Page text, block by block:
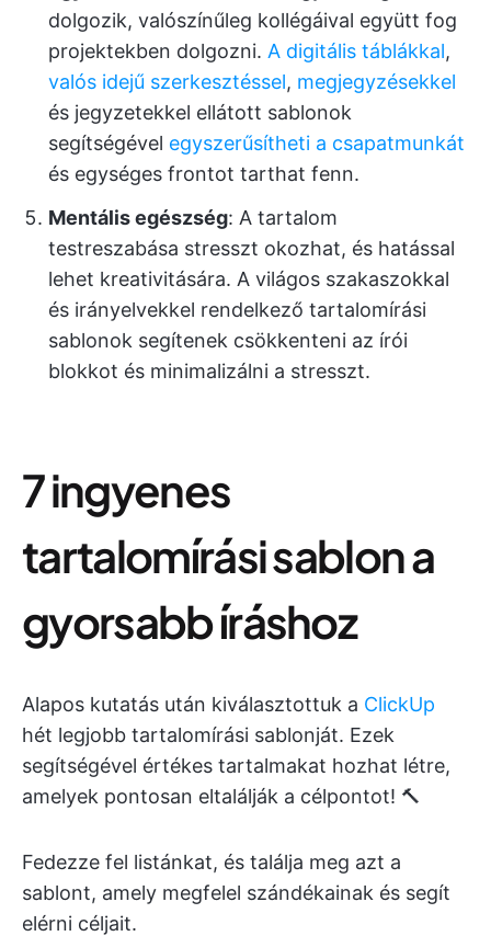
dolgozik, valószínűleg kollégáival együtt fog
projektekben dolgozni. A digitális táblákkal,
valós idejű szerkesztéssel, megjegyzésekkel
és jegyzetekkel ellátott sablonok
segítségével egyszerűsítheti a csapatmunkát
és egységes frontot tarthat fenn.
Mentális egészség: A tartalom
testreszabása stresszt okozhat, és hatással
lehet kreativitására. A világos szakaszokkal
és irányelvekkel rendelkező tartalomírási
sablonok segítenek csökkenteni az írói
blokkot és minimalizálni a stresszt.
7 ingyenes
tartalomírási sablon a
gyorsabb íráshoz
Alapos kutatás után kiválasztottuk a ClickUp
hét legjobb tartalomírási sablonját. Ezek
segítségével értékes tartalmakat hozhat létre,
amelyek pontosan eltalálják a célpontot! 🔨
Fedezze fel listánkat, és találja meg azt a
sablont, amely megfelel szándékainak és segít
elérni céljait.